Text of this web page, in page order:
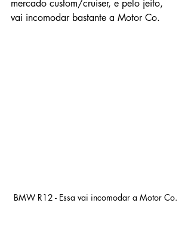
mercado custom/cruiser, e pelo jeito,
vai incomodar bastante a Motor Co.
BMW R12 - Essa vai incomodar a Motor Co.